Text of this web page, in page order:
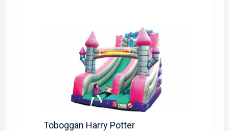
Toboggan Harry Potter